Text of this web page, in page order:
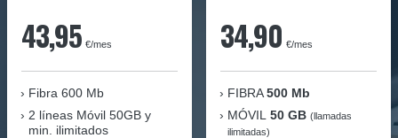
43,95 €/mes
Fibra 600 Mb
2 líneas Móvil 50GB y
min. ilimitados
34,90 €/mes
FIBRA 500 Mb
MÓVIL 50 GB (llamadas
ilimitadas)